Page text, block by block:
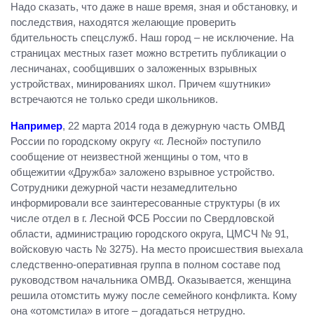
Надо сказать, что даже в наше время, зная и обстановку, и
последствия, находятся желающие проверить
бдительность спецслужб. Наш город – не исключение. На
страницах местных газет можно встретить публикации о
лесничанах, сообщивших о заложенных взрывных
устройствах, минированиях школ. Причем «шутники»
встречаются не только среди школьников.
Например, 22 марта 2014 года в дежурную часть ОМВД
России по городскому округу «г. Лесной» поступило
сообщение от неизвестной женщины о том, что в
общежитии «Дружба» заложено взрывное устройство.
Сотрудники дежурной части незамедлительно
информировали все заинтересованные структуры (в их
числе отдел в г. Лесной ФСБ России по Свердловской
области, администрацию городского округа, ЦМСЧ № 91,
войсковую часть № 3275). На место происшествия выехала
следственно-оперативная группа в полном составе под
руководством начальника ОМВД. Оказывается, женщина
решила отомстить мужу после семейного конфликта. Кому
она «отомстила» в итоге – догадаться нетрудно.